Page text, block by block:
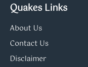
Quakes Links
About Us
Contact Us
Disclaimer